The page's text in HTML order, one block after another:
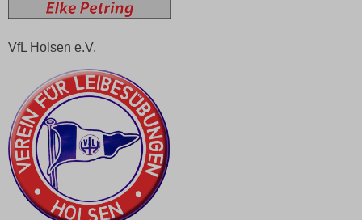
VfL Holsen e.V.